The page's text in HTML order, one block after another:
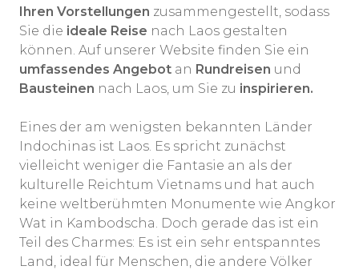
Ihren Vorstellungen zusammengestellt, sodass
Sie die ideale Reise nach Laos gestalten
können. Auf unserer Website finden Sie ein
umfassendes Angebot an Rundreisen und
Bausteinen nach Laos, um Sie zu inspirieren.
Eines der am wenigsten bekannten Länder
Indochinas ist Laos. Es spricht zunächst
vielleicht weniger die Fantasie an als der
kulturelle Reichtum Vietnams und hat auch
keine weltberühmten Monumente wie Angkor
Wat in Kambodscha. Doch gerade das ist ein
Teil des Charmes: Es ist ein sehr entspanntes
Land, ideal für Menschen, die andere Völker